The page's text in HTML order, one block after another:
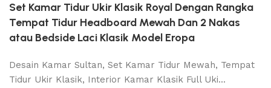
Set Kamar Tidur Ukir Klasik Royal Dengan Rangka
Tempat Tidur Headboard Mewah Dan 2 Nakas
atau Bedside Laci Klasik Model Eropa
Desain Kamar Sultan, Set Kamar Tidur Mewah, Tempat
Tidur Ukir Klasik, Interior Kamar Klasik Full Uki...